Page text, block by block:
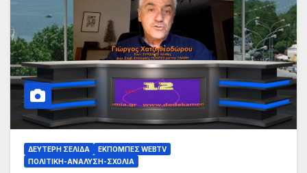
ΔΕΎΤΕΡΗ ΣΕΛΊΔΑ
ΕΚΠΟΜΠΈΣ WEBTV
ΠΟΛΙΤΙΚΉ-ΑΝΆΛΥΣΗ-ΣΧΌΛΙΑ